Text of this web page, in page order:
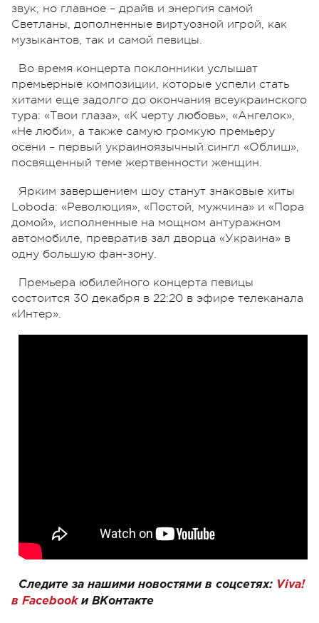
звук, но главное – драйв и энергия самой
Светланы, дополненные виртуозной игрой, как
музыкантов, так и самой певицы.
Во время концерта поклонники услышат
премьерные композиции, которые успели стать
хитами еще задолго до окончания всеукраинского
тура: «Твои глаза», «К черту любовь», «Ангелок»,
«Не люби», а также самую громкую премьеру
осени – первый украиноязычный сингл «Облиш»,
посвященный теме жертвенности женщин.
Ярким завершением шоу станут знаковые хиты
Loboda: «Революция», «Постой, мужчина» и «Пора
домой», исполненные на мощном антуражном
автомобиле, превратив зал дворца «Украина» в
одну большую фан-зону.
Премьера юбилейного концерта певицы
состоится 30 декабря в 22:20 в эфире телеканала
«Интер».
Следите за нашими новостями в соцсетях: Viva!
в Facebook и ВКонтакте